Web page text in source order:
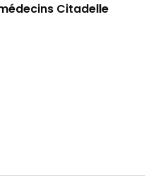
Citadelle